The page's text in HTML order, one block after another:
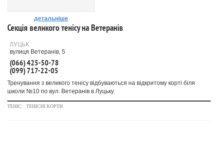
детальніше
Секція великого тенісу на Ветеранів
ЛУЦЬК
вулиця Ветеранів, 5
(066) 425-50-78
(099) 717-22-05
Тренування з великого тенісу відбуваються на відкритому корті біля
школи №10 по вул. Ветеранів в Луцьку.
ТЕНІС ТЕНІСНІ КОРТИ